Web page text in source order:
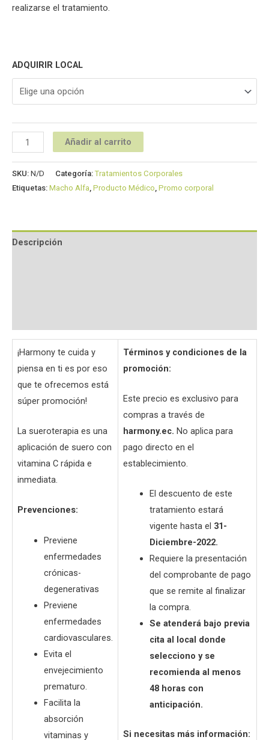
realizarse el tratamiento.
ADQUIRIR LOCAL
Añadir al carrito
SKU: N/D Categoría:Tratamientos Corporales
Etiquetas: Macho Alfa Producto Médico Promo corporal
Descripción
¡Harmony te cuida y
piensa en ti es por eso
que te ofrecemos está
súper promoción!
La sueroterapia es una
aplicación de suero con
vitamina C rápida e
inmediata.
Prevenciones:
Previene
enfermedades
crónicas-
degenerativas
Previene
enfermedades
cardiovasculares.
Evita el
envejecimiento
prematuro.
Facilita la
absorción
vitaminas y
Términos y condiciones de la
promoción:
Este precio es exclusivo para
compras a través de
harmony.ec. No aplica para
pago directo en el
establecimiento.
El descuento de este
tratamiento estará
vigente hasta el 31-
Diciembre-2022.
Requiere la presentación
del comprobante de pago
que se remite al finalizar
la compra.
Se atenderá bajo previa
cita al local donde
selecciono y se
recomienda al menos
48 horas con
anticipación.
Si necesitas más información: